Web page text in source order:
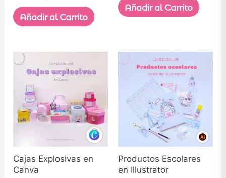
Añadir al Carrito
Añadir al Carrito
Cajas Explosivas en
Canva
Productos Escolares
en Illustrator